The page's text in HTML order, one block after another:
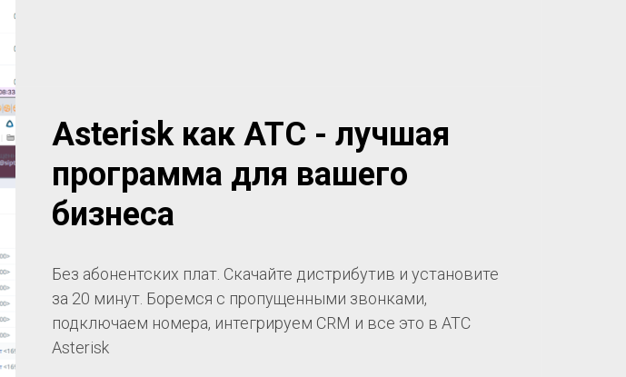
Asterisk как АТС - лучшая
программа для вашего
бизнеса
Без абонентских плат. Скачайте дистрибутив и установите
за 20 минут. Боремся с пропущенными звонками,
подключаем номера, интегрируем CRM и все это в АТС
Asterisk